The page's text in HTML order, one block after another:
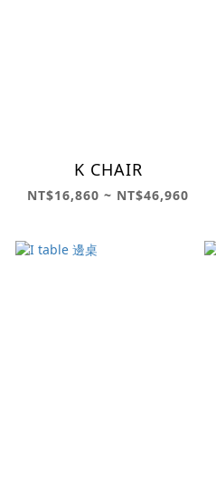
K CHAIR
NT$16,860 ~ NT$46,960